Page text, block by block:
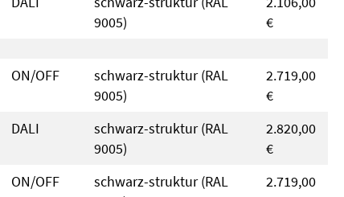
9005)
€
ON/OFF
schwarz-struktur (RAL
9005)
2.719,00
€
DALI
schwarz-struktur (RAL
9005)
2.820,00
€
ON/OFF
schwarz-struktur (RAL
2.719,00